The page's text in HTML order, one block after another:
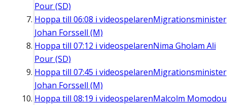
Pour (SD)
Hoppa till 06:08 i videospelarenMigrationsminister
Johan Forssell (M)
Hoppa till 07:12 i videospelarenNima Gholam Ali
Pour (SD)
Hoppa till 07:45 i videospelarenMigrationsminister
Johan Forssell (M)
Hoppa till 08:19 i videospelarenMalcolm Momodou